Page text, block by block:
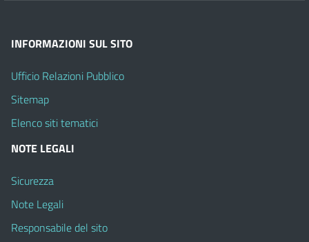
INFORMAZIONI SUL SITO
Ufficio Relazioni Pubblico
Sitemap
Elenco siti tematici
NOTE LEGALI
Sicurezza
Note Legali
Responsabile del sito